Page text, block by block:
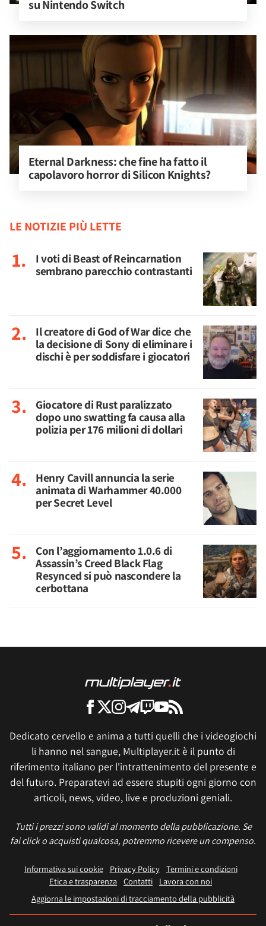
su Nintendo Switch
Eternal Darkness: che fine ha fatto il
capolavoro horror di Silicon Knights?
LE NOTIZIE PIÙ LETTE
I voti di Beast of Reincarnation
sembrano parecchio contrastanti
Il creatore di God of War dice che
la decisione di Sony di eliminare i
dischi è per soddisfare i giocatori
Giocatore di Rust paralizzato
dopo uno swatting fa causa alla
polizia per 176 milioni di dollari
Henry Cavill annuncia la serie
animata di Warhammer 40.000
per Secret Level
Con l’aggiornamento 1.0.6 di
Assassin’s Creed Black Flag
Resynced si può nascondere la
cerbottana
Dedicato cervello e anima a tutti quelli che i videogiochi
li hanno nel sangue, Multiplayer.it è il punto di
riferimento italiano per l'intrattenimento del presente e
del futuro. Preparatevi ad essere stupiti ogni giorno con
articoli, news, video, live e produzioni geniali.
Tutti i prezzi sono validi al momento della pubblicazione. Se
fai click o acquisti qualcosa, potremmo ricevere un compenso.
Informativa sui cookie Privacy Policy
Termini e condizioni
Etica e trasparenza Contatti
Lavora con noi
Aggiorna le impostazioni di tracciamento della pubblicità